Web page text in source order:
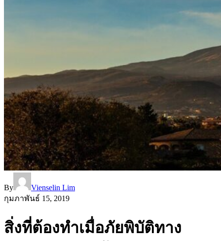
By
Vienselin Lim
กุมภาพันธ์ 15, 2019
สิ่งที่ต้องทำเมื่อภัยพิบัติทาง